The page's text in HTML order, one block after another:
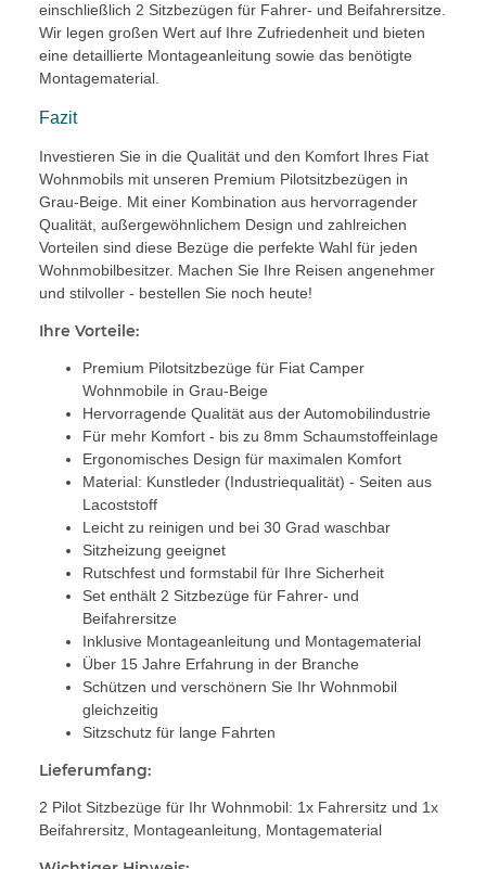
einschließlich 2 Sitzbezügen für Fahrer- und Beifahrersitze.
Wir legen großen Wert auf Ihre Zufriedenheit und bieten
eine detaillierte Montageanleitung sowie das benötigte
Montagematerial.
Fazit
Investieren Sie in die Qualität und den Komfort Ihres Fiat
Wohnmobils mit unseren Premium Pilotsitzbezügen in
Grau-Beige. Mit einer Kombination aus hervorragender
Qualität, außergewöhnlichem Design und zahlreichen
Vorteilen sind diese Bezüge die perfekte Wahl für jeden
Wohnmobilbesitzer. Machen Sie Ihre Reisen angenehmer
und stilvoller - bestellen Sie noch heute!
Ihre Vorteile:
Premium Pilotsitzbezüge für Fiat Camper
Wohnmobile in Grau-Beige
Hervorragende Qualität aus der Automobilindustrie
Für mehr Komfort - bis zu 8mm Schaumstoffeinlage
Ergonomisches Design für maximalen Komfort
Material: Kunstleder (Industriequalität) - Seiten aus
Lacoststoff
Leicht zu reinigen und bei 30 Grad waschbar
Sitzheizung geeignet
Rutschfest und formstabil für Ihre Sicherheit
Set enthält 2 Sitzbezüge für Fahrer- und
Beifahrersitze
Inklusive Montageanleitung und Montagematerial
Über 15 Jahre Erfahrung in der Branche
Schützen und verschönern Sie Ihr Wohnmobil
gleichzeitig
Sitzschutz für lange Fahrten
Lieferumfang:
2 Pilot Sitzbezüge für Ihr Wohnmobil: 1x Fahrersitz und 1x
Beifahrersitz, Montageanleitung, Montagematerial